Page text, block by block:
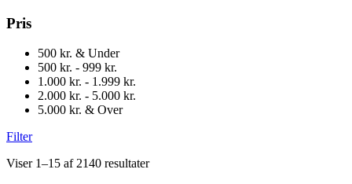
Pris
500 kr. & Under
500 kr. - 999 kr.
1.000 kr. - 1.999 kr.
2.000 kr. - 5.000 kr.
5.000 kr. & Over
Filter
Viser 1–15 af 2140 resultater